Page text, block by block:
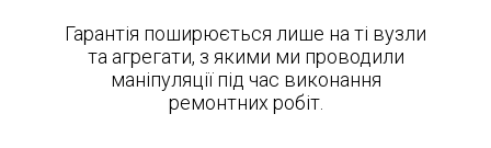
Гарантія поширюється лише на ті вузли
та агрегати, з якими ми проводили
маніпуляції під час виконання
ремонтних робіт.